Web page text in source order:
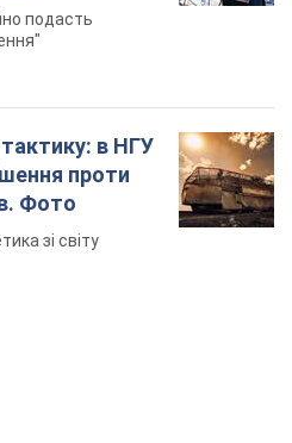
подасть
в НГУ
проти
Фото
зі світу